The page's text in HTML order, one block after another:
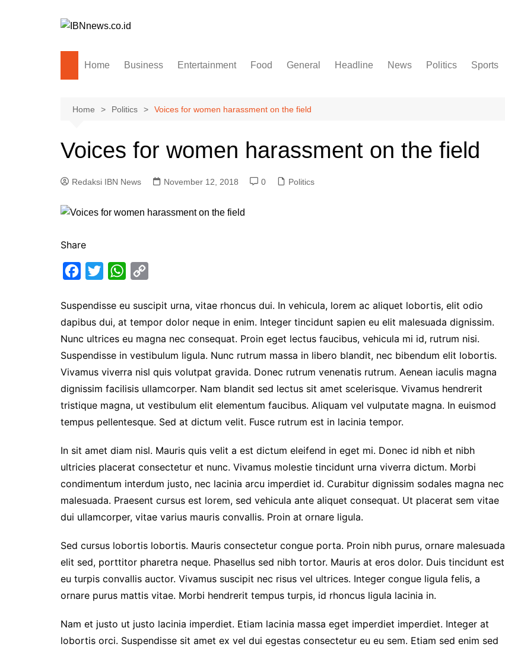
Home Business Entertainment Food General Headline News Politics Sports
Home Politics Voices for women harassment on the field
Voices for women harassment on the field
Redaksi IBN News November 12, 2018 0 Politics
Share
c
e
b
o
o
k
i
t
t
e
r
W
a
t
s
A
p
p
p
y
L
i
n
k
Suspendisse eu suscipit urna, vitae rhoncus dui. In vehicula, lorem ac aliquet lobortis, elit odio
dapibus dui, at tempor dolor neque in enim. Integer tincidunt sapien eu elit malesuada dignissim.
Nunc ultrices eu magna nec consequat. Proin eget lectus faucibus, vehicula mi id, rutrum nisi.
Suspendisse in vestibulum ligula. Nunc rutrum massa in libero blandit, nec bibendum elit lobortis.
Vivamus viverra nisl quis volutpat gravida. Donec rutrum venenatis rutrum. Aenean iaculis magna
dignissim facilisis ullamcorper. Nam blandit sed lectus sit amet scelerisque. Vivamus hendrerit
tristique magna, ut vestibulum elit elementum faucibus. Aliquam vel vulputate magna. In euismod
tempus pellentesque. Sed at dictum velit. Fusce rutrum est in lacinia tempor.
In sit amet diam nisl. Mauris quis velit a est dictum eleifend in eget mi. Donec id nibh et nibh
ultricies placerat consectetur et nunc. Vivamus molestie tincidunt urna viverra dictum. Morbi
condimentum interdum justo, nec lacinia arcu imperdiet id. Curabitur dignissim sodales magna nec
malesuada. Praesent cursus est lorem, sed vehicula ante aliquet consequat. Ut placerat sem vitae
dui ullamcorper, vitae varius mauris convallis. Proin at ornare ligula.
Sed cursus lobortis lobortis. Mauris consectetur congue porta. Proin nibh purus, ornare malesuada
elit sed, porttitor pharetra neque. Phasellus sed nibh tortor. Mauris at eros dolor. Duis tincidunt est
eu turpis convallis auctor. Vivamus suscipit nec risus vel ultrices. Integer congue ligula felis, a
ornare purus mattis vitae. Morbi hendrerit tempus turpis, id rhoncus ligula lacinia in.
Nam et justo ut justo lacinia imperdiet. Etiam lacinia massa eget imperdiet imperdiet. Integer at
lobortis orci. Suspendisse sit amet ex vel dui egestas consectetur eu eu sem. Etiam sed enim sed